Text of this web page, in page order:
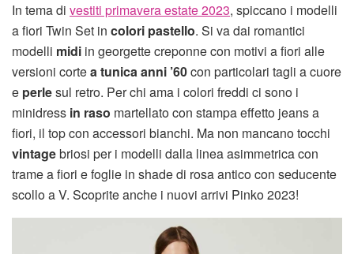
In tema di vestiti primavera estate 2023, spiccano i modelli
a fiori Twin Set in colori pastello. Si va dai romantici
modelli midi in georgette creponne con motivi a fiori alle
versioni cortea tunica anni ’60con particolari tagli a cuore
e perlesul retro. Per chi ama i colori freddi ci sono i
minidress in raso martellato con stampa effetto jeans a
fiori, il top con accessori bianchi. Ma non mancano tocchi
vintagebriosi per i modelli dalla linea asimmetrica con
trame a fiori e foglie in shade di rosa antico con seducente
scollo a V. Scoprite anche i nuovi arrivi Pinko 2023!